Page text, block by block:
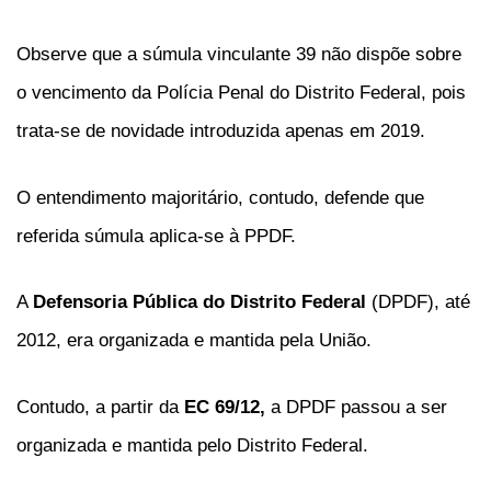
Observe que a súmula vinculante 39 não dispõe sobre
o vencimento da Polícia Penal do Distrito Federal, pois
trata-se de novidade introduzida apenas em 2019.
O entendimento majoritário, contudo, defende que
referida súmula aplica-se à PPDF.
A Defensoria Pública do Distrito Federal (DPDF), até
2012, era organizada e mantida pela União.
Contudo, a partir da EC 69/12, a DPDF passou a ser
organizada e mantida pelo Distrito Federal.